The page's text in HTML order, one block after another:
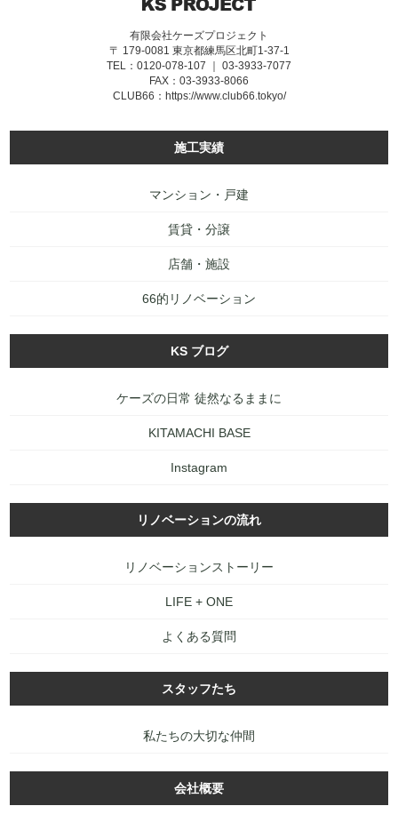
有限会社ケーズプロジェクト
〒 179-0081 東京都練馬区北町1-37-1
TEL：0120-078-107 ｜ 03-3933-7077
FAX：03-3933-8066
CLUB66： https://www.club66.tokyo/
施工実績
マンション・戸建
賃貸・分譲
店舗・施設
66的リノベーション
KS ブログ
ケーズの日常 徒然なるままに
KITAMACHI BASE
Instagram
リノベーションの流れ
リノベーションストーリー
LIFE + ONE
よくある質問
スタッフたち
私たちの大切な仲間
会社概要